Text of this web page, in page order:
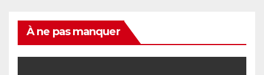
À ne pas manquer